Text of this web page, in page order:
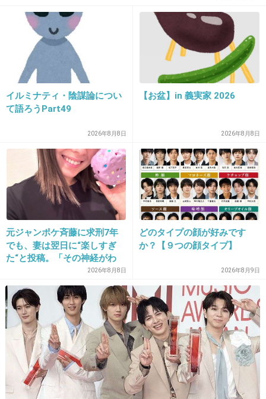
+12 -8
世界の中心で愛を叫ぶ
唯一映画館で寝た作品だわ。
これ以来邦画のラブロマンス系には期待してない
+28 -43
>10
あれは本当に映画館で金払ってみた人に同情す
るよｗ
+10 -0
イルミナティ・陰謀論につい
て語ろうPart49
2026年8月8日
【お盆】in 義実家 2026
2026年8月8日
元ジャンポケ斉藤に求刑7年
でも、妻は翌日に“楽しすぎ
た“と投稿。「その神経がわ
2026年8月8日
どのタイプの顔が好みです
か？【９つの顔タイプ】
2026年8月9日